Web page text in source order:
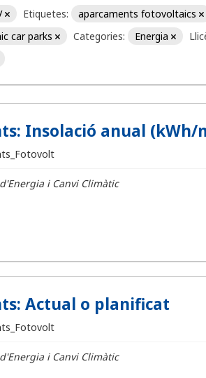
Etiquetes: aparcaments fotovoltaics
car parks Categories: Energia
Insolació anual (kWh/
i Canvi Climàtic
Actual o planificat
i Canvi Climàtic